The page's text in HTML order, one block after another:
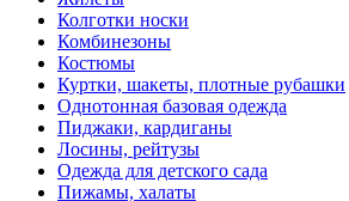
Колготки носки
Комбинезоны
Костюмы
Куртки, шакеты, плотные рубашки
Однотонная базовая одежда
Пиджаки, кардиганы
Лосины, рейтузы
Одежда для детского сада
Пижамы, халаты